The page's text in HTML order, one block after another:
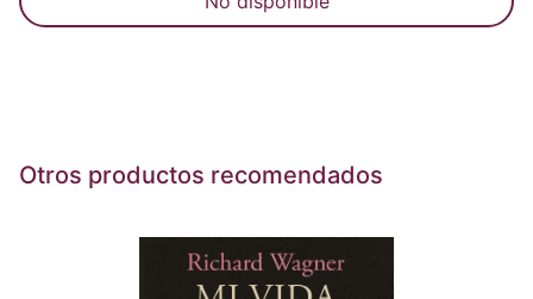
Otros productos recomendados